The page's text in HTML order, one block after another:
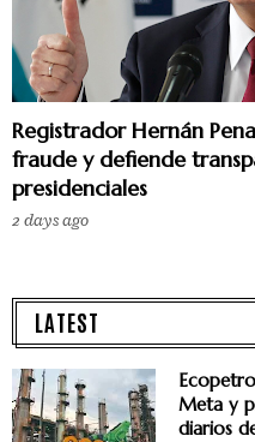
Registrador Hernán
fraude y defiende
presidenciales
2 days ago
LATEST
Meta y
diarios